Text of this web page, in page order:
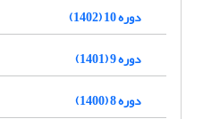
دوره 10 (1402)
دوره 9 (1401)
دوره 8 (1400)